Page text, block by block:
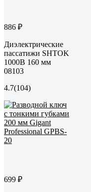
886 ₽
Диэлектрические
пассатижи SHTOK
1000В 160 мм
08103
4.7(104)
699 ₽